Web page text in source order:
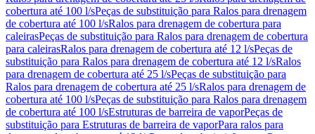
cobertura até 100 l/sPeças de substituição para Ralos para drenagem
de cobertura até 100 l/sRalos para drenagem de cobertura para
caleirasPeças de substituição para Ralos para drenagem de cobertura
para caleirasRalos para drenagem de cobertura até 12 l/sPeças de
substituição para Ralos para drenagem de cobertura até 12 l/sRalos
para drenagem de cobertura até 25 l/sPeças de substituição para
Ralos para drenagem de cobertura até 25 l/sRalos para drenagem de
cobertura até 100 l/sPeças de substituição para Ralos para drenagem
de cobertura até 100 l/sEstruturas de barreira de vaporPeças de
substituição para Estruturas de barreira de vaporPara ralos para